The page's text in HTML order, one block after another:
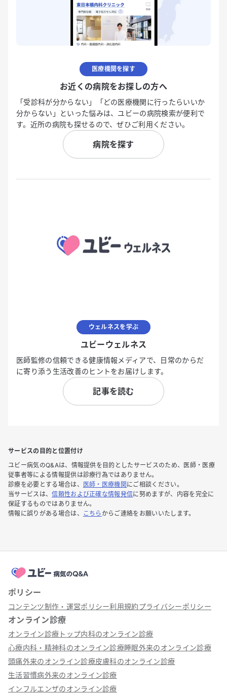
医療機関を探す
お近くの病院をお探しの方へ
「受診科が分からない」「どの医療機関に行ったらいいか
分からない」といった悩みは、ユビーの病院検索が便利で
す。近所の病院も探せるので、ぜひご利用ください。
病院を探す
ウェルネスを学ぶ
ユビーウェルネス
医師監修の信頼できる健康情報メディアで、日常のからだ
に寄り添う生活改善のヒントをお届けします。
記事を読む
サービスの目的と位置付け
ユビー病気のQ&Aは、情報提供を目的としたサービスのため、医師・医療
従事者等による情報提供は診療行為ではありません。
診療を必要とする場合は、
医師・医療機関 にご相談ください。
当サービスは、信頼性および正確な情報発信に努めますが、内容を完全に
保証するものではありません。
情報に誤りがある場合は、
こちら からご連絡をお願いいたします。
ポリシー
コンテンツ制作・運営ポリシー利用規約プライバシーポリシー
オンライン診療
オンライン診療トップ内科のオンライン診療
心療内科・精神科のオンライン診療睡眠外来のオンライン診療
頭痛外来のオンライン診療皮膚科のオンライン診療
生活習慣病外来のオンライン診療
インフルエンザのオンライン診療